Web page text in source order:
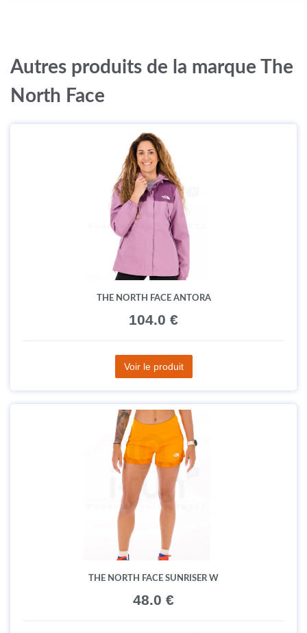
Autres produits de la marque The
North Face
THE NORTH FACE ANTORA
104.0 €
Voir le produit
THE NORTH FACE SUNRISER W
48.0 €